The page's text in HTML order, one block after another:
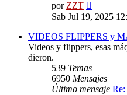
porZZT
último
Sab Jul 19, 2025
VIDEOS FLIPPERS y
Videos y flippers, esas
dieron.
539 Temas
6950 Mensajes
Último mensaje Re: